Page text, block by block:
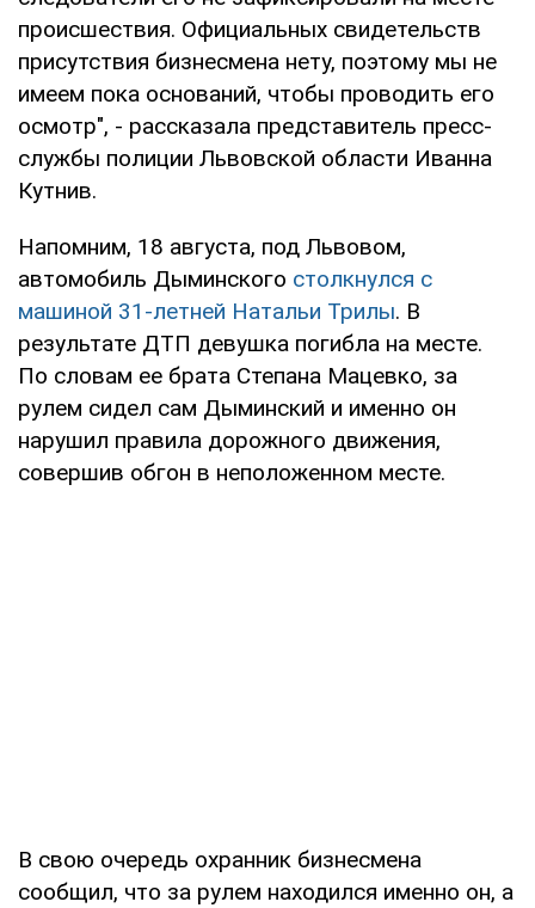
происшествия. Официальных свидетельств
присутствия бизнесмена нету, поэтому мы не
имеем пока оснований, чтобы проводить его
осмотр", - рассказала представитель пресс-
службы полиции Львовской области Иванна
Кутнив.
Напомним, 18 августа, под Львовом,
автомобиль Дыминского столкнулся с
машиной 31-летней Натальи Трилы. В
результате ДТП девушка погибла на месте.
По словам ее брата Степана Мацевко, за
рулем сидел сам Дыминский и именно он
нарушил правила дорожного движения,
совершив обгон в неположенном месте.
В свою очередь охранник бизнесмена
сообщил, что за рулем находился именно он, а